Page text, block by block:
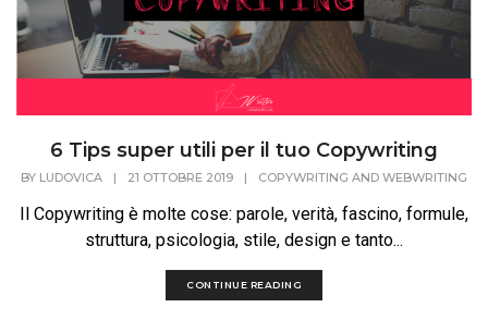
6 Tips super utili per il tuo Copywriting
BY LUDOVICA | 21 OTTOBRE 2019 | COPYWRITING AND WEBWRITING
Il Copywriting è molte cose: parole, verità, fascino, formule,
struttura, psicologia, stile, design e tanto...
CONTINUE READING